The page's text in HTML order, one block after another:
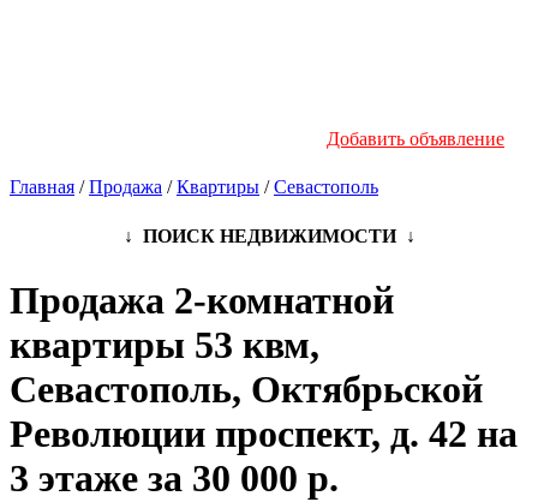
Добавить объявление
Главная /Продажа /Квартиры /Севастополь
↓ ПОИСК НЕДВИЖИМОСТИ ↓
Продажа 2-комнатной
квартиры 53 квм,
Севастополь, Октябрьской
Революции проспект, д. 42 на
3 этаже за 30 000 р.